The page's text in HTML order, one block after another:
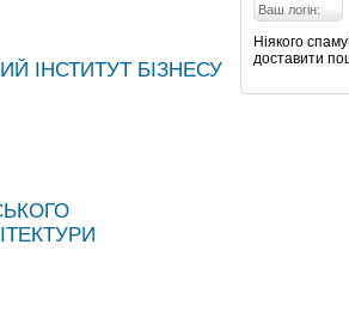
ІНСТИТУТ БІЗНЕСУ
Ніякого
доставити